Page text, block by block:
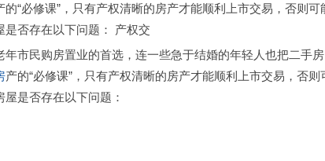
“必修课”，只有产权清晰的房产才能顺利上市交易，否则可
否存在以下问题： 产权交
市民购房置业的首选，连一些急于结婚的年轻人也把二手
产的“必修课”，只有产权清晰的房产才能顺利上市交易，否则
是否存在以下问题：